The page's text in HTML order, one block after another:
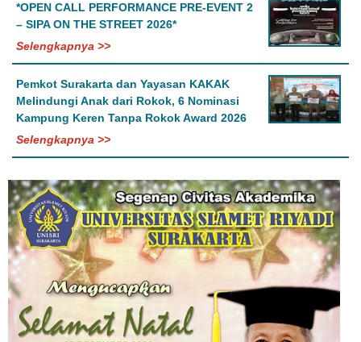
*OPEN CALL PERFORMANCE PRE-EVENT 2
– SIPA ON THE STREET 2026*
Selengkapnya >>
Pemkot Surakarta dan Yayasan KAKAK
Melindungi Anak dari Rokok, 6 Nominasi
Kampung Keren Tanpa Rokok Award 2026
Selengkapnya >>